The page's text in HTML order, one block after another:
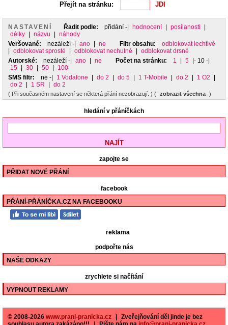
Přejít na stránku:
NASTAVENÍ Řadit podle: přidání -| hodnocení posílanosti
délky
názvu
náhody
Veršované:
nezáleží -| ano ne Filtr obsahu:
odblokovat lechtivé
odblokovat sprosté odblokovat nechutné
odblokovat drsné
Autorské:
nezáleží -| ano ne Počet na stránku: 1 5
|- 10 -|
15
30 50
100
SMS filtr:
ne -| 1 Vodafone do 2 do 5 1 T-Mobile do 2 1 O2
do 2
1 SR do 2
( Při současném nastavení se některá přání nezobrazují. ) ( zobrazit všechna )
hledání v přáníčkách
zapojte se
PŘIDAT NOVÉ PŘÁNÍ
facebook
PŘÁNÍ-PŘÁNÍČKA.CZ NA FACEBOOKU
reklama
podpořte nás
NAŠE ODKAZY
zrychlete si načítání
VYPNOUT REKLAMY
© 2008-2026 www.prani-pranicka.cz
Zveřejňování děl jinde je bez